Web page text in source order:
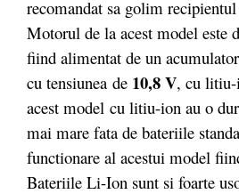
recomandat sa golim
Motorul de la acest model este
fiind alimentat de un
cu tensiunea de 10,8 V, cu
acest model cu litiu-ion au o
mai mare fata de bateriile
functionare al acestui model
Bateriile Li-Ion sunt si foarte